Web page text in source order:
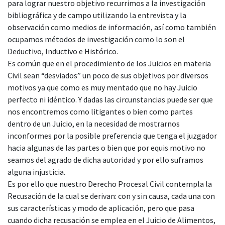
para lograr nuestro objetivo recurrimos a la investigación
bibliográfica y de campo utilizando la entrevista y la
observación como medios de información, así como también
ocupamos métodos de investigación como lo son el
Deductivo, Inductivo e Histórico.
Es común que en el procedimiento de los Juicios en materia
Civil sean “desviados” un poco de sus objetivos por diversos
motivos ya que como es muy mentado que no hay Juicio
perfecto ni idéntico. Y dadas las circunstancias puede ser que
nos encontremos como litigantes o bien como partes
dentro de un Juicio, en la necesidad de mostrarnos
inconformes por la posible preferencia que tenga el juzgador
hacia algunas de las partes o bien que por equis motivo no
seamos del agrado de dicha autoridad y por ello suframos
alguna injusticia.
Es por ello que nuestro Derecho Procesal Civil contempla la
Recusación de la cual se derivan: con y sin causa, cada una con
sus características y modo de aplicación, pero que pasa
cuando dicha recusación se emplea en el Juicio de Alimentos,